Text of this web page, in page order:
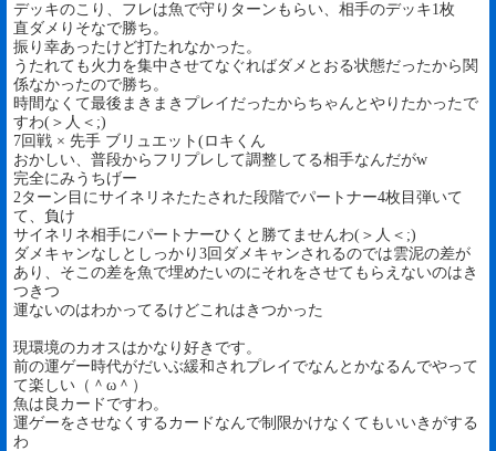
デッキのこり、フレは魚で守りターンもらい、相手のデッキ1枚
直ダメりそなで勝ち。
振り幸あったけど打たれなかった。
うたれても火力を集中させてなぐればダメとおる状態だったから関
係なかったので勝ち。
時間なくて最後まきまきプレイだったからちゃんとやりたかったで
すわ(＞人＜;)
7回戦 × 先手 ブリュエット(ロキくん
おかしい、普段からフリプレして調整してる相手なんだがw
完全にみうちげー
2ターン目にサイネリネたたされた段階でパートナー4枚目弾いて
て、負け
サイネリネ相手にパートナーひくと勝てませんわ(＞人＜;)
ダメキャンなしとしっかり3回ダメキャンされるのでは雲泥の差が
あり、そこの差を魚で埋めたいのにそれをさせてもらえないのはき
つきつ
運ないのはわかってるけどこれはきつかった
現環境のカオスはかなり好きです。
前の運ゲー時代がだいぶ緩和されプレイでなんとかなるんでやって
て楽しい（＾ω＾）
魚は良カードですわ。
運ゲーをさせなくするカードなんで制限かけなくてもいいきがする
わ